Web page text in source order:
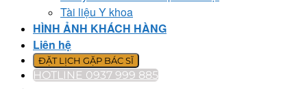
Tài liệu Y khoa
HÌNH ẢNH KHÁCH HÀNG
Liên hệ
ĐẶT LỊCH GẶP BÁC SĨ
HOTLINE 0937 999 885